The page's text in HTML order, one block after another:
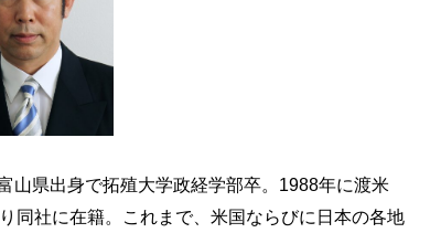
山県出身で拓殖大学政経学部卒。1988年に渡米
同社に在籍。これまで、米国ならびに日本の各地